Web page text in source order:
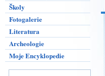
Školy
Fotogalerie
Literatura
Archeologie
Moje Encyklopedie